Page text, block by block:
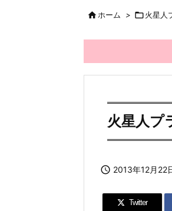
ホーム > 火星人
火星人プ
 2013年12月22
Twitter